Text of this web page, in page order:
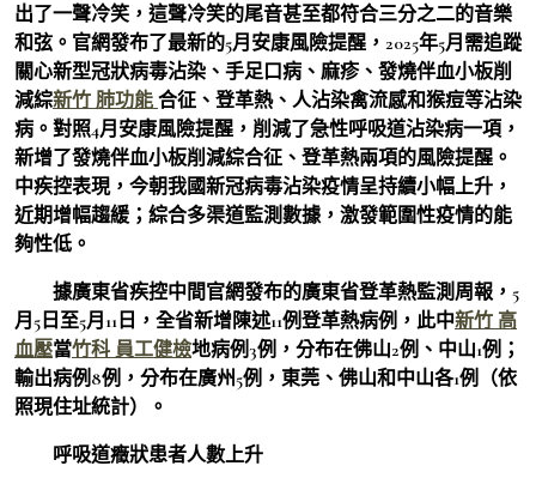
出了一聲冷笑，這聲冷笑的尾音甚至都符合三分之二的音樂
和弦。官網發布了最新的5月安康風險提醒，2025年5月需追蹤
關心新型冠狀病毒沾染、手足口病、麻疹、發燒伴血小板削
減綜新竹 肺功能 合征、登革熱、人沾染禽流感和猴痘等沾染
病。對照4月安康風險提醒，削減了急性呼吸道沾染病一項，
新增了發燒伴血小板削減綜合征、登革熱兩項的風險提醒。
中疾控表現，今朝我國新冠病毒沾染疫情呈持續小幅上升，
近期增幅趨緩；綜合多渠道監測數據，激發範圍性疫情的能
夠性低。
據廣東省疾控中間官網發布的廣東省登革熱監測周報，5
月5日至5月11日，全省新增陳述11例登革熱病例，此中新竹 高
血壓當竹科 員工健檢地病例3例，分布在佛山2例、中山1例；
輸出病例8例，分布在廣州5例，東莞、佛山和中山各1例（依
照現住址統計）。
呼吸道癥狀患者人數上升